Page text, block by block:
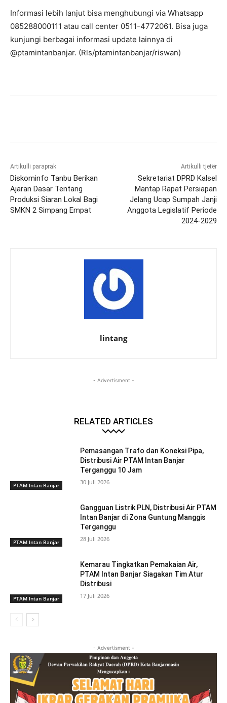
Informasi lebih lanjut bisa menghubungi via Whatsapp
085288000111 atau call center 0511-4772061. Bisa juga
kunjungi berbagai informasi update lainnya di
@ptamintanbanjar. (Rls/ptamintanbanjar/riswan)
Artikulli paraprak
Diskominfo Tanbu Berikan
Ajaran Dasar Tentang
Produksi Siaran Lokal Bagi
SMKN 2 Simpang Empat
Artikulli tjetër
Sekretariat DPRD Kalsel
Mantap Rapat Persiapan
Jelang Ucap Sumpah Janji
Anggota Legislatif Periode
2024-2029
lintang
- Advertisment -
RELATED ARTICLES
PTAM Intan Banjar
Pemasangan Trafo dan Koneksi Pipa,
Distribusi Air PTAM Intan Banjar
Terganggu 10 Jam
30 Juli 2026
PTAM Intan Banjar
Gangguan Listrik PLN, Distribusi Air PTAM
Intan Banjar di Zona Guntung Manggis
Terganggu
28 Juli 2026
PTAM Intan Banjar
Kemarau Tingkatkan Pemakaian Air,
PTAM Intan Banjar Siagakan Tim Atur
Distribusi
17 Juli 2026
- Advertisment -